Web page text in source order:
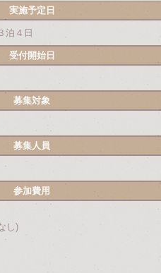
実施予定日
泊４日
受付開始日
募集対象
募集人員
参加費用
し)